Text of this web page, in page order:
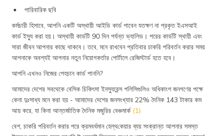
পারিবারিক ছবি
কর্মচারী হিসাবে, আপনি একটি অস্থায়ী আইডি কার্ড পাবেন যতক্ষণ না প্রকৃত ইএসআই
কার্ড ইস্যু করা হয়। অস্থায়ী কার্ডটি 90 দিন পর্যন্ত ভ্যালিড। পরের কার্ডটি স্থায়ী এবং
সারা জীবন আপনার কাছে থাকবে। তবে, মনে রাখবেন প্রতিবার চাকরি পরিবর্তন করার সময়
আপনাকে অবশ্যই আপনার নতুন নিয়োগকর্তার পোর্টালে রেজিস্টার্ড হতে হবে।
আপনি এখনও নিজের পেহচান কার্ড পাননি?
আমাদের দেশের সবথেকে বেসিক চিকিৎসা ইনস্যুরেন্স পলিসিগুলিও অধিকাংশ জনগণের পক্ষে
কেনা দুঃসাধ্য মনে করা হয় - আমাদের দেশের জনসংখ্যার 22% দৈনিক 143 টাকার কম
আয় করে, যা কিনা আন্তর্জাতিক দৈনিক মজুরির বেঞ্চমার্ক (1)
বেশ, চাকরি পরিবর্তন করার পরে ক্রমবর্ধমান হেল্থ‌কেয়ার ব্যয় সংক্রান্ত আপনার সমস্ত